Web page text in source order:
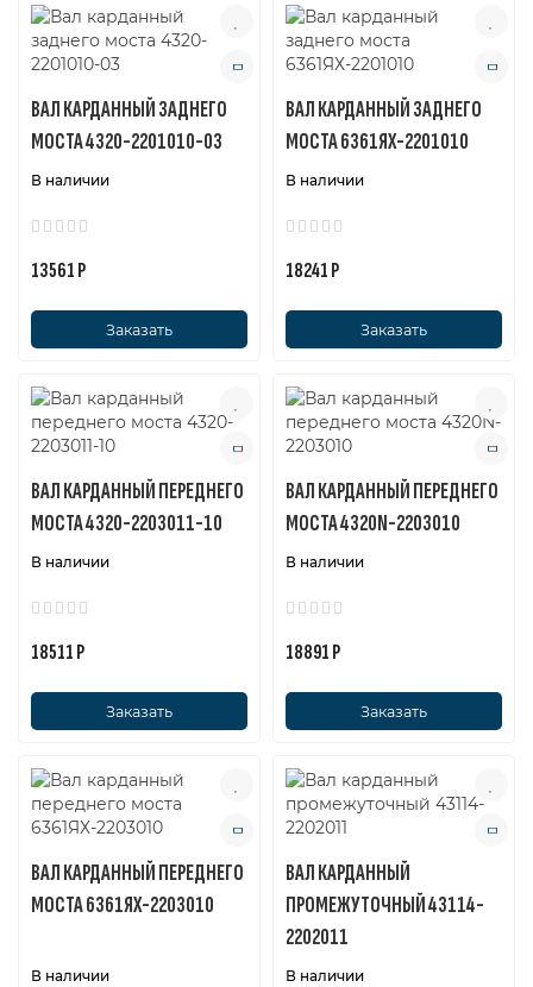
ВАЛ КАРДАННЫЙ ЗАДНЕГО
МОСТА 4320-2201010-03
В наличии
13561 Р
Заказать
ВАЛ КАРДАННЫЙ ЗАДНЕГО
МОСТА 6361ЯХ-2201010
В наличии
18241 Р
Заказать
ВАЛ КАРДАННЫЙ ПЕРЕДНЕГО
МОСТА 4320-2203011-10
В наличии
18511 Р
Заказать
ВАЛ КАРДАННЫЙ ПЕРЕДНЕГО
МОСТА 4320N-2203010
В наличии
18891 Р
Заказать
ВАЛ КАРДАННЫЙ ПЕРЕДНЕГО
МОСТА 6361ЯХ-2203010
В наличии
ВАЛ КАРДАННЫЙ
ПРОМЕЖУТОЧНЫЙ 43114-
2202011
В наличии